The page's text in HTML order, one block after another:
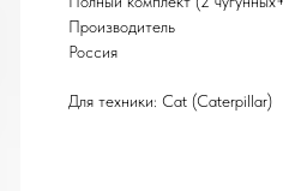
Производитель
Россия
Для техники: Cat (Caterpillar)